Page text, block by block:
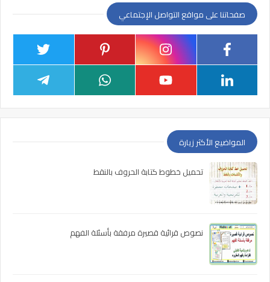
صفحاتنا على مواقع التواصل الإجتماعي
المواضيع الأكثر زيارة
تحميل خطوط كتابة الحروف بالنقط
نصوص قرائية قصيرة مرفقة بأسئلة الفهم